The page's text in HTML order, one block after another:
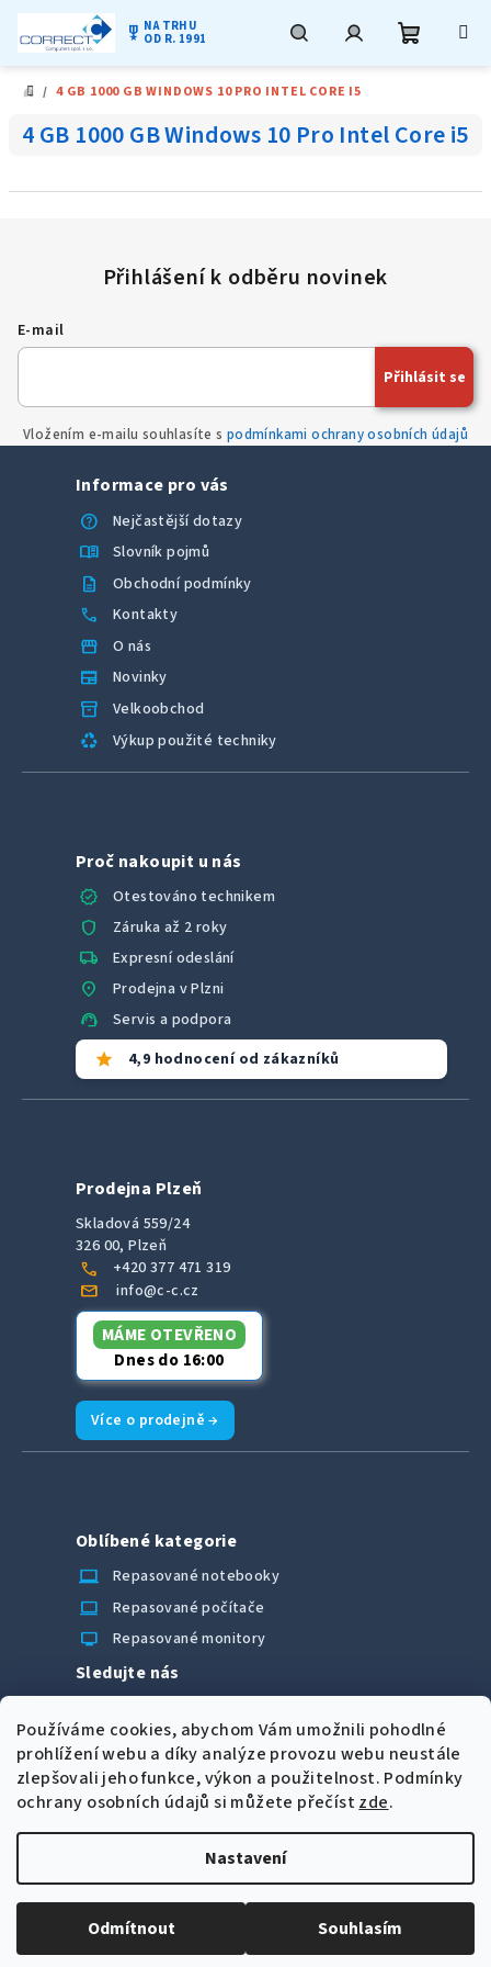
Používáme cookies, abychom Vám umožnili pohodlné
prohlížení webu a díky analýze provozu webu neustále
zlepšovali jeho funkce, výkon a použitelnost. Podmínky
ochrany osobních údajů si můžete přečíst zde.
Nastavení
Odmítnout Souhlasím
military_tech NA TRHU
OD R. 1991
košík
DOMŮ
/ 4 GB 1000 GB WINDOWS 10 PRO INTEL CORE I5
4 GB 1000 GB Windows 10 Pro Intel Core i5
E-mail
Vložením e-mailu souhlasíte s podmínkami ochrany osobních údajů
Přihlásit se
Informace pro vás
help
Nejčastější dotazy
menu_book Slovník pojmů
description Obchodní podmínky
call Kontakty
storefront O nás
newspaper Novinky
inventory_2 Velkoobchod
recycling Výkup použité techniky
Proč nakoupit u nás
verified
Otestováno technikem
shield Záruka až 2 roky
local_shipping Expresní odeslání
location_on Prodejna v Plzni
support_agent Servis a podpora
star 4,9 hodnocení od zákazníků
Prodejna Plzeň
Skladová 559/24
326 00, Plzeň
call +420 377 471 319
mail info@c-c.cz
MÁME OTEVŘENO
Dnes do 16:00
Více o prodejně →
Oblíbené kategorie
laptop_chromebook
Repasované notebooky
computer Repasované počítače
monitor Repasované monitory
Sledujte nás
Možnosti úhrady
Upravit nastavení cookies
Vytvořil Shoptet